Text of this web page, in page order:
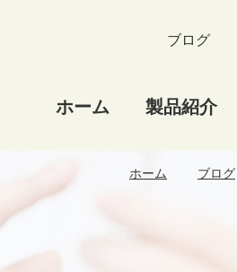
ホーム 製品紹介
ブログ
ホーム ブログ